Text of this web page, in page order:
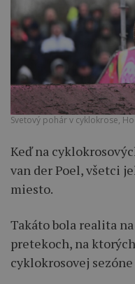
Svetový pohár v cyklokrose,
Keď na
van der Poel, všetci
miesto.
Takáto bola realita
pretekoch, na
cyklokrosovej